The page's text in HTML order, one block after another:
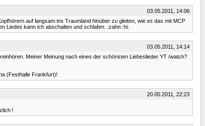
03.05.2011, 14:06
auf langsam ins Traumland hinüber zu gleiten, wie es das mit MCP
Liedes kann ich abschalten und schlafen. :zahn::hi:
03.05.2011, 14:14
Meiner Meinung nach eines der schönsten Liebeslieder YT /watch?
(Festhalle Frankfurt)!
20.05.2011, 22:23
!